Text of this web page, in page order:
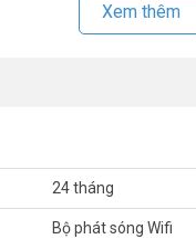
Xem thêm
24 tháng
Bộ phát sóng Wifi